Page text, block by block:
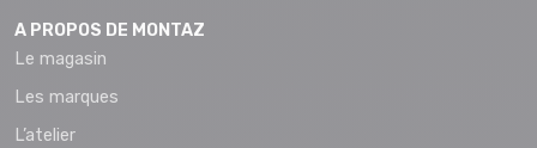
A PROPOS DE MONTAZ
Le magasin
Les marques
L’atelier